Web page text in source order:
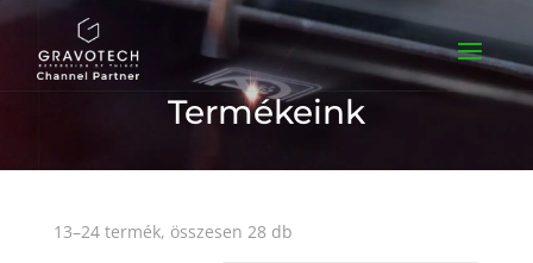
Termékeink
13–24 termék, összesen 28 db